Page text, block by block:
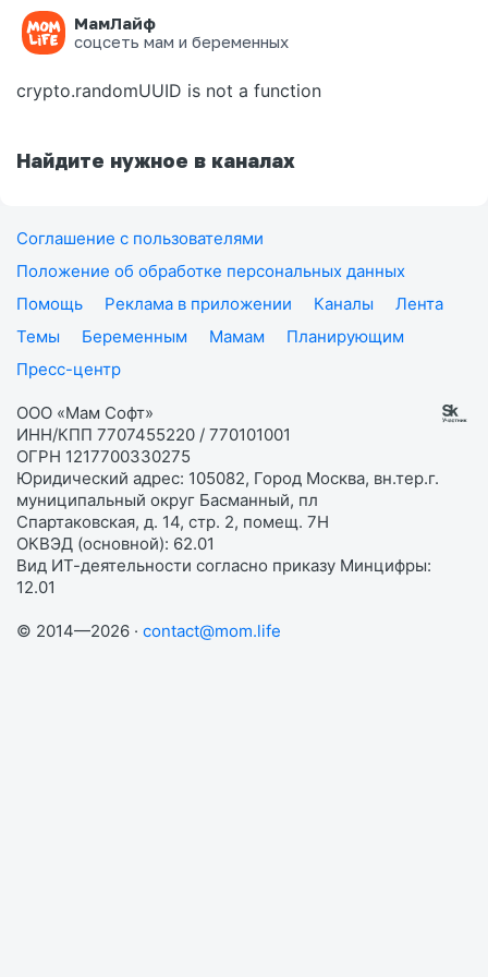
МамЛайф
соцсеть мам и беременных
Ошибка на странице
crypto.randomUUID is not a function
Найдите нужное в каналах
Соглашение с пользователями
Положение об обработке персональных данных
Помощь
Реклама в приложении Каналы
Лента
Темы
Беременным Мамам
Планирующим
Пресс-центр
ООО «Мам Софт»
ИНН/КПП 7707455220 / 770101001
ОГРН 1217700330275
Юридический адрес: 105082, Город Москва, вн.тер.г.
муниципальный округ Басманный, пл
Спартаковская, д. 14, стр. 2, помещ. 7Н
ОКВЭД (основной): 62.01
Вид ИТ-деятельности согласно приказу Минцифры:
12.01
© 2014—2026 · contact@mom.life